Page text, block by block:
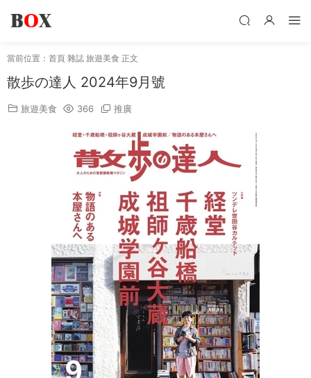
當前位置： 首頁 雜誌 旅遊美食 正文
散歩の達人 2024年9月號
旅遊美食 366 推廣